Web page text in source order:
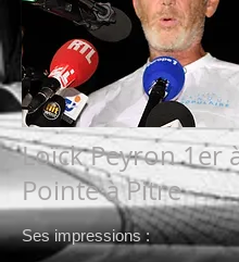
Loïck Peyron 1er
Pointe à Pitre
Ses impressions :